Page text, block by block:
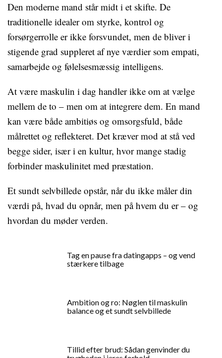
Den moderne mand står midt i et skifte. De
traditionelle idealer om styrke, kontrol og
forsørgerrolle er ikke forsvundet, men de bliver i
stigende grad suppleret af nye værdier som empati,
samarbejde og følelsesmæssig intelligens.
At være maskulin i dag handler ikke om at vælge
mellem de to – men om at integrere dem. En mand
kan være både ambitiøs og omsorgsfuld, både
målrettet og reflekteret. Det kræver mod at stå ved
begge sider, især i en kultur, hvor mange stadig
forbinder maskulinitet med præstation.
Et sundt selvbillede opstår, når du ikke måler din
værdi på, hvad du opnår, men på hvem du er – og
hvordan du møder verden.
Tag en pause fra datingapps – og vend
stærkere tilbage
Ambition og ro: Nøglen til maskulin
balance og et sundt selvbillede
Tillid efter brud: Sådan genvinder du